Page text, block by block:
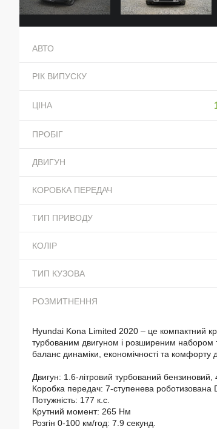
АВТО
РІК ВИПУСКУ
ЦІНА
ПРОБІГ
ДВИГУН
КОРОБКА ПЕРЕДАЧ
ТИП ПРИВОДУ
КОЛІР
ТИП КУЗОВА
РОЗМИТНЕННЯ
Hyundai Kona Limited 2020 – це компактний
турбованим двигуном і розширеним набором
баланс динаміки, економічності та комфорту
Двигун: 1.6-літровий турбований бензиновий,
Коробка передач: 7-ступенева
Потужність: 177 к.с.
Крутний момент: 265 Нм
Розгін 0-100 км/год: 7.9 секунд.